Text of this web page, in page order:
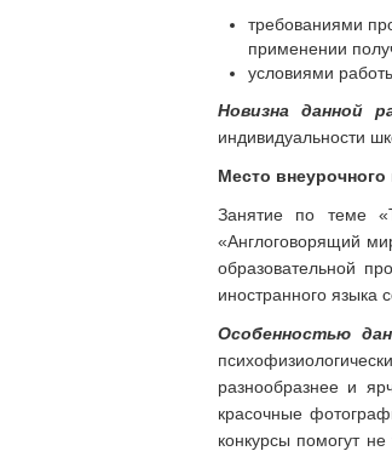
требованиями
применении
условиями
Новизна данной
индивидуальности
Место внеурочного
Занятие по теме
«Англоговорящий
образовательной
иностранного языка
Особенностью
разнообразнее и
красочные
конкурсы помогут